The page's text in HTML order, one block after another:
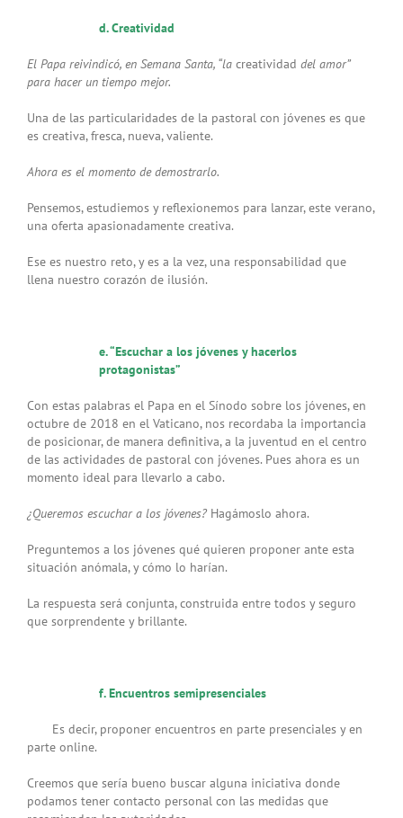
d. Creatividad
El Papa reivindicó, en Semana Santa, “la creatividad del amor”
para hacer un tiempo mejor.
Una de las particularidades de la pastoral con jóvenes es que
es creativa, fresca, nueva, valiente.
Ahora es el momento de demostrarlo.
Pensemos, estudiemos y reflexionemos para lanzar, este verano,
una oferta apasionadamente creativa.
Ese es nuestro reto, y es a la vez, una responsabilidad que
llena nuestro corazón de ilusión.
e. “Escuchar a los jóvenes y hacerlos
protagonistas”
Con estas palabras el Papa en el Sínodo sobre los jóvenes, en
octubre de 2018 en el Vaticano, nos recordaba la importancia
de posicionar, de manera definitiva, a la juventud en el centro
de las actividades de pastoral con jóvenes. Pues ahora es un
momento ideal para llevarlo a cabo.
¿Queremos escuchar a los jóvenes? Hagámoslo ahora.
Preguntemos a los jóvenes qué quieren proponer ante esta
situación anómala, y cómo lo harían.
La respuesta será conjunta, construida entre todos y seguro
que sorprendente y brillante.
f. Encuentros semipresenciales
Es decir, proponer encuentros en parte presenciales y en
parte online.
Creemos que sería bueno buscar alguna iniciativa donde
podamos tener contacto personal con las medidas que